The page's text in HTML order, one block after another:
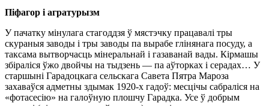
Пiфагор i агратурызм
У пачатку мiнулага стагоддзя ў мястэчку працавалi тры
скураныя заводы i тры заводы па вырабе глiнянага посуду, а
таксама вытворчасць мiнеральнай i газаванай вады. Кiрмашы
збiралiся ўжо двойчы на тыдзень — па аўторках i серадах… У
старшынi Гарадоцкага сельскага Савета Пятра Мароза
захаваўся адметны здымак 1920-х гадоў: месцiчы сабралiся на
«фотасесiю» на галоўную плошчу Гарадка. Усе ў добрым